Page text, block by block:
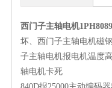
西门子主轴电机
坏、西门子主轴电机磁
子主轴电机报电机温度
轴电机卡死